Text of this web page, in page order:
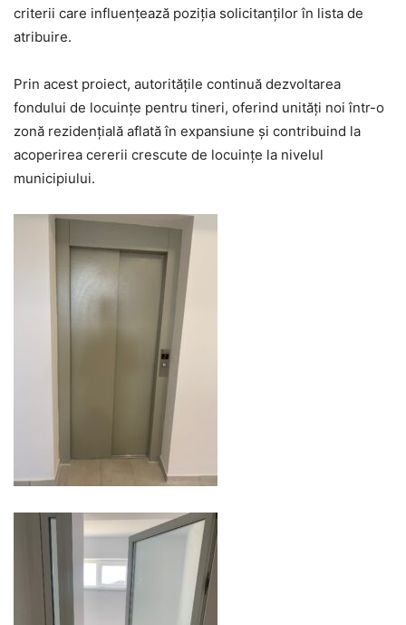
criterii care influențează poziția solicitanților în lista de
atribuire.
Prin acest proiect, autoritățile continuă dezvoltarea
fondului de locuințe pentru tineri, oferind unități noi într-o
zonă rezidențială aflată în expansiune și contribuind la
acoperirea cererii crescute de locuințe la nivelul
municipiului.